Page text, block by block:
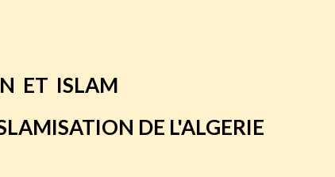
ET ISLAM
DE L'ALGERIE